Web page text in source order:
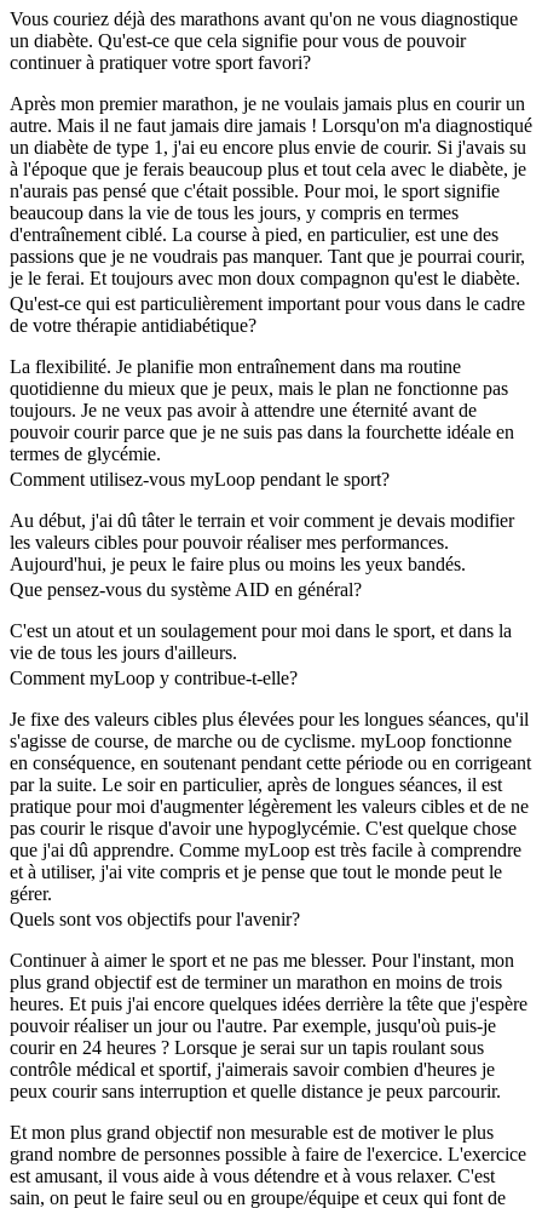
Vous couriez déjà des marathons avant qu'on ne vous diagnostique
un diabète. Qu'est-ce que cela signifie pour vous de pouvoir
continuer à pratiquer votre sport favori?
Après mon premier marathon, je ne voulais jamais plus en courir un
autre. Mais il ne faut jamais dire jamais ! Lorsqu'on m'a diagnostiqué
un diabète de type 1, j'ai eu encore plus envie de courir. Si j'avais su
à l'époque que je ferais beaucoup plus et tout cela avec le diabète, je
n'aurais pas pensé que c'était possible. Pour moi, le sport signifie
beaucoup dans la vie de tous les jours, y compris en termes
d'entraînement ciblé. La course à pied, en particulier, est une des
passions que je ne voudrais pas manquer. Tant que je pourrai courir,
je le ferai. Et toujours avec mon doux compagnon qu'est le diabète.
Qu'est-ce qui est particulièrement important pour vous dans le cadre
de votre thérapie antidiabétique?
La flexibilité. Je planifie mon entraînement dans ma routine
quotidienne du mieux que je peux, mais le plan ne fonctionne pas
toujours. Je ne veux pas avoir à attendre une éternité avant de
pouvoir courir parce que je ne suis pas dans la fourchette idéale en
termes de glycémie.
Comment utilisez-vous myLoop pendant le sport?
Au début, j'ai dû tâter le terrain et voir comment je devais modifier
les valeurs cibles pour pouvoir réaliser mes performances.
Aujourd'hui, je peux le faire plus ou moins les yeux bandés.
Que pensez-vous du système AID en général?
C'est un atout et un soulagement pour moi dans le sport, et dans la
vie de tous les jours d'ailleurs.
Comment myLoop y contribue-t-elle?
Je fixe des valeurs cibles plus élevées pour les longues séances, qu'il
s'agisse de course, de marche ou de cyclisme. myLoop fonctionne
en conséquence, en soutenant pendant cette période ou en corrigeant
par la suite. Le soir en particulier, après de longues séances, il est
pratique pour moi d'augmenter légèrement les valeurs cibles et de ne
pas courir le risque d'avoir une hypoglycémie. C'est quelque chose
que j'ai dû apprendre. Comme myLoop est très facile à comprendre
et à utiliser, j'ai vite compris et je pense que tout le monde peut le
gérer.
Quels sont vos objectifs pour l'avenir?
Continuer à aimer le sport et ne pas me blesser. Pour l'instant, mon
plus grand objectif est de terminer un marathon en moins de trois
heures. Et puis j'ai encore quelques idées derrière la tête que j'espère
pouvoir réaliser un jour ou l'autre. Par exemple, jusqu'où puis-je
courir en 24 heures ? Lorsque je serai sur un tapis roulant sous
contrôle médical et sportif, j'aimerais savoir combien d'heures je
peux courir sans interruption et quelle distance je peux parcourir.
Et mon plus grand objectif non mesurable est de motiver le plus
grand nombre de personnes possible à faire de l'exercice. L'exercice
est amusant, il vous aide à vous détendre et à vous relaxer. C'est
sain, on peut le faire seul ou en groupe/équipe et ceux qui font de